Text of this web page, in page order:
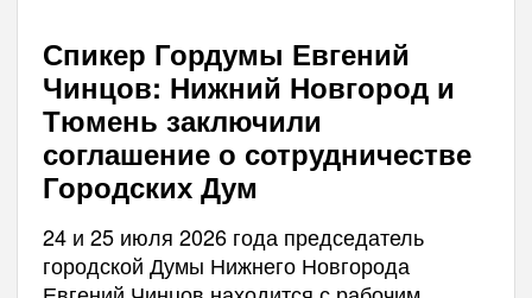
Спикер Гордумы Евгений
Чинцов: Нижний Новгород и
Тюмень заключили
соглашение о сотрудничестве
Городских Дум
24 и 25 июля 2026 года председатель
городской Думы Нижнего Новгорода